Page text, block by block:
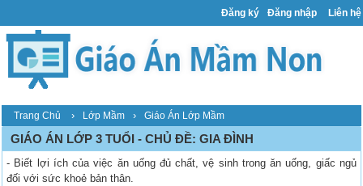
Đăng ký Đăng nhập Liên hệ
Trang Chủ › Lớp Mầm › Giáo Án Lớp Mầm
GIÁO ÁN LỚP 3 TUỔI - CHỦ ĐỀ: GIA ĐÌNH
- Biết lợi ích của việc ăn uống đủ chất, vệ sinh trong ăn uống, giấc ngủ
đối với sức khoẻ bản thân.